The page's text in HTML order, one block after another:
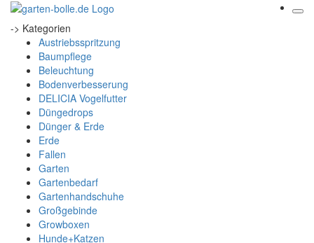
-> Kategorien
Austriebsspritzung
Baumpflege
Beleuchtung
Bodenverbesserung
DELICIA Vogelfutter
Düngedrops
Dünger & Erde
Erde
Fallen
Garten
Gartenbedarf
Gartenhandschuhe
Großgebinde
Growboxen
Hunde+Katzen